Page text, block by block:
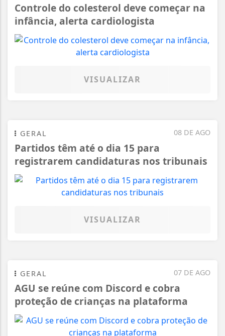
Controle do colesterol deve começar na
infância, alerta cardiologista
VISUALIZAR
08 DE AGO
GERAL
Partidos têm até o dia 15 para
registrarem candidaturas nos tribunais
VISUALIZAR
07 DE AGO
GERAL
AGU se reúne com Discord e cobra
proteção de crianças na plataforma